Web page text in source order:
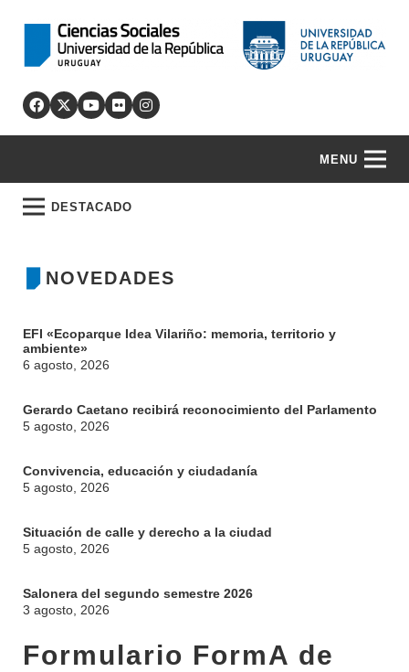
MENU
DESTACADO
NOVEDADES
EFI «Ecoparque Idea Vilariño: memoria, territorio y
ambiente»
6 agosto, 2026
Gerardo Caetano recibirá reconocimiento del Parlamento
5 agosto, 2026
Convivencia, educación y ciudadanía
5 agosto, 2026
Situación de calle y derecho a la ciudad
5 agosto, 2026
Salonera del segundo semestre 2026
3 agosto, 2026
Formulario FormA de